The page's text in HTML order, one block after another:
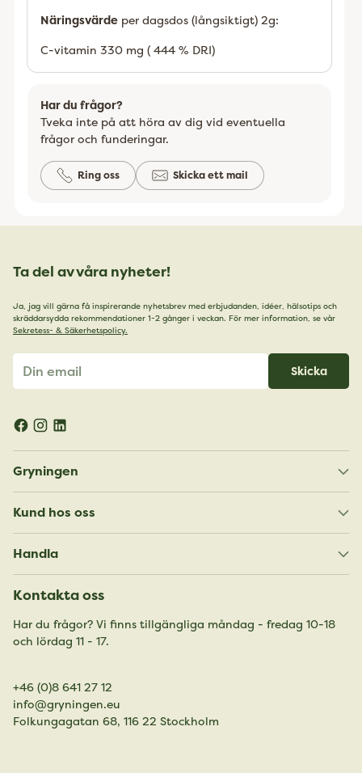
Näringsvärdeper dagsdos (långsiktigt) 2g:
C-vitamin 330 mg ( 444 % DRI)
Har du frågor?
Tveka inte på att höra av dig vid eventuella
frågor och funderingar.
Ring oss Skicka ett mail
Ta del av våra nyheter!
Ja, jag vill gärna få inspirerande nyhetsbrev med erbjudanden, idéer, hälsotips och
skräddarsydda rekommendationer 1-2 gånger i veckan. För mer information, se vår
Sekretess- & Säkerhetspolicy.
email
Skicka
Gryningen
Kund hos oss
Handla
Kontakta oss
Har du frågor? Vi finns tillgängliga måndag - fredag 10-18
och lördag 11 - 17.
+46 (0)8 641 27 12
info@gryningen.eu
Folkungagatan 68, 116 22 Stockholm